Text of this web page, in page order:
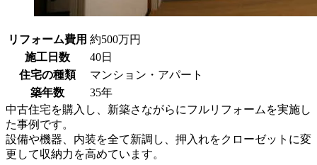
リフォーム費用 約500万円
施工日数
40日
住宅の種類
マンション・アパート
築年数
35年
中古住宅を購入し、新築さながらにフルリフォームを実施し
た事例です。
設備や機器、内装を全て新調し、押入れをクローゼットに変
更して収納力を高めています。